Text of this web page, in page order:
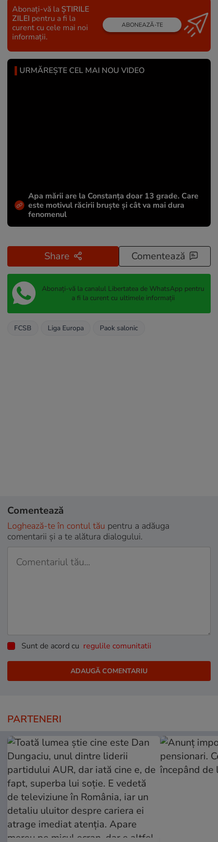
Abonați-vă la ȘTIRILE
ZILEI pentru a fi la
curent cu cele mai noi
informații.
ABONEAZĂ-TE
URMĂREȘTE CEL MAI NOU VIDEO
Apa mării are la Constanța doar 13 grade. Care
este motivul răcirii bruște și cât va mai dura
fenomenul
Share Comentează
Abonați-vă la canalul Libertatea de WhatsApp pentru
a fi la curent cu ultimele informații
FCSB Liga Europa Paok salonic
Comentează
Loghează-te în contul tău pentru a adăuga
comentarii și a te alătura dialogului.
Sunt de acord cu regulile comunitatii
PARTENERI